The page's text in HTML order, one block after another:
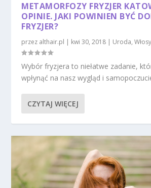
METAMORFOZY FRYZJER
OPINIE. JAKI POWINIEN BYĆ
FRYZJER?
przez althair.pl | kwi 30, 2018 | Uroda,Włosy
Wybór fryzjera to niełatwe zadanie,
wpłynąć na nasz wygląd i
CZYTAJ WIĘCEJ